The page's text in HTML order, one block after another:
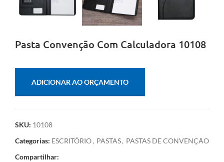
Pasta Convenção Com Calculadora 10108
ADICIONAR AO ORÇAMENTO
SKU: 10108
Categorias: ESCRITÓRIO, PASTAS, PASTAS DE CONVENÇÃO
Compartilhar: